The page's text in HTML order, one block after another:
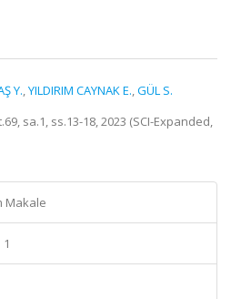
Y.,YILDIRIM CAYNAK E.,GÜL S.
sa.1, ss.13-18, 2023 (SCI-Expanded,
Makale
1